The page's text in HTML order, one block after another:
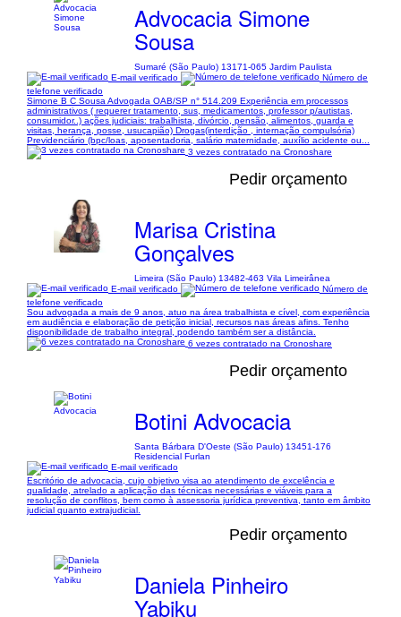
Advocacia Simone
Sousa
Sumaré (São Paulo) 13171-065 Jardim Paulista
E-mail verificado
Número de
telefone verificado
Simone B C Sousa Advogada OAB/SP n° 514.209 Experiência em processos
administrativos ( requerer tratamento, sus, medicamentos, professor p/autistas,
consumidor..) ações judiciais: trabalhista, divórcio, pensão, alimentos, guarda e
visitas, herança, posse, usucapião) Drogas(interdição , internação compulsória)
Previdenciário (bpc/loas, aposentadoria, salário maternidade, auxílio acidente ou...
3 vezes contratado na Cronoshare
Pedir orçamento
Marisa Cristina
Gonçalves
Limeira (São Paulo) 13482-463 Vila Limeirânea
E-mail verificado
Número de
telefone verificado
Sou advogada a mais de 9 anos, atuo na área trabalhista e cível, com experiência
em audiência e elaboração de petição inicial, recursos nas áreas afins. Tenho
disponibilidade de trabalho integral, podendo também ser a distância.
6 vezes contratado na Cronoshare
Pedir orçamento
Botini Advocacia
Santa Bárbara D'Oeste (São Paulo) 13451-176
Residencial Furlan
E-mail verificado
Escritório de advocacia, cujo objetivo visa ao atendimento de excelência e
qualidade, atrelado a aplicação das técnicas necessárias e viáveis para a
resolução de conflitos, bem como à assessoria jurídica preventiva, tanto em âmbito
judicial quanto extrajudicial.
Pedir orçamento
Daniela Pinheiro
Yabiku